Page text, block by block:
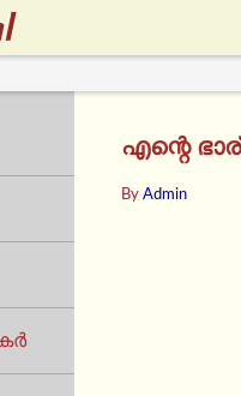
എന്റെ
ByAdmin